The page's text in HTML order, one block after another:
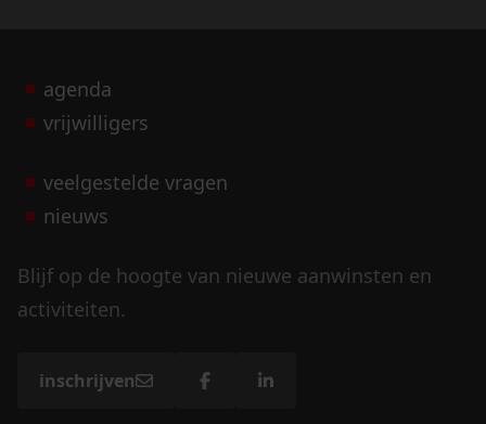
agenda
vrijwilligers
veelgestelde vragen
nieuws
Blijf op de hoogte van nieuwe aanwinsten en
activiteiten.
inschrijven